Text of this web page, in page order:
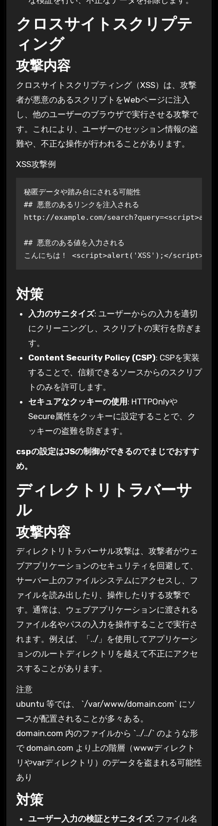
クロスサイトスクリプテ
ィング
攻撃内容
クロスサイトスクリプティング（XSS）は、攻撃
者が悪意のあるスクリプトをWebページに注入
し、他のユーザーのブラウザで実行させる攻撃で
す。これにより、ユーザーのセッション情報の盗
難や、不正な操作が行われることがあります。
XSS攻撃例
秘匿データや踏み台にされる可能性
## 悪意のあるリンクを注入される
http://example.com/
## 悪意のある値を入力される
こんにちは！ <script>alert('XSS');</script>
対策
入力のサニタイズ: ユーザーからの入力を適切
にクリーニングし、スクリプトの実行を防ぎま
す。
Content Security Policy (CSP): CSPを実装
することで、信頼できるソースからのスクリプ
トのみを許可します。
セキュアなクッキーの使用: HTTPOnlyや
Secure属性をクッキーに設定することで、ク
ッキーの盗難を防ぎます。
cspの設定はJSの制御ができるのでまじでおすす
め。
ディレクトリトラバーサ
ル
攻撃内容
ディレクトリトラバーサル攻撃は、攻撃者がウェ
ブアプリケーションのセキュリティを回避して、
サーバー上のファイルシステムにアクセスし、フ
ァイルを読み出したり、操作したりする攻撃で
す。通常は、ウェブアプリケーションに渡される
ファイル名やパスの入力を操作することで実行さ
れます。例えば、「../」を使用してアプリケーシ
ョンのルートディレクトリを越えて不正にアクセ
スすることがあります。
注意
ubuntu 等では、 `/var/www/domain.com` にソ
ースが配置されることが多々ある。
domain.com 内のファイルから `../../` のような形
で domain.com より上の階層（wwwディレクト
リやvarディレクトリ）のデータを盗まれる可能性
あり
対策
ユーザー入力の検証とサニタイズ: ファイル名